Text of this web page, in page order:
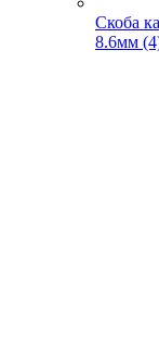
Скоба
8.6мм